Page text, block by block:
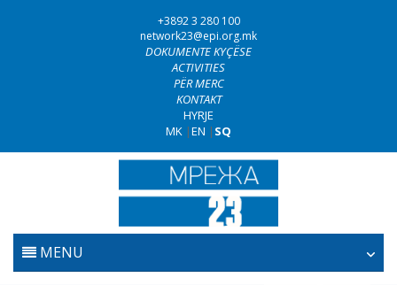
+3892 3 280 100
network23@epi.org.mk
DOKUMENTE KYÇËSE
ACTIVITIES
PËR MERC
KONTAKT
HYRJE
MK |EN | SQ
MENU